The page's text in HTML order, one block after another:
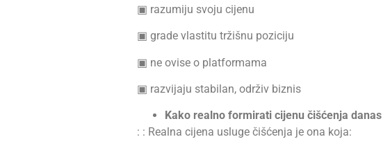
▣ razumiju svoju cijenu
▣ grade vlastitu tržišnu poziciju
▣ ne ovise o platformama
▣ razvijaju stabilan, održiv biznis
Kako realno formirati cijenu čišćenja danas
: : Realna cijena usluge čišćenja je ona koja: